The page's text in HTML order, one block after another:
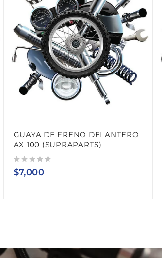
GUAYA DE FRENO DELANTERO
AX 100 (SUPRAPARTS)
$7,000